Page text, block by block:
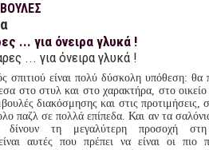
... για όνειρα γλυκά !
σπιτιού είναι πολύ δύσκολη υπόθεση: θα
στο στυλ και στο χαρακτήρα, στο
διακόσμησης και στις προτιμήσεις,
παζλ σε πολλά επίπεδα. Και αν τα
δίνουν τη μεγαλύτερη προσοχή
αυτές που πρέπει να είναι οι πιο